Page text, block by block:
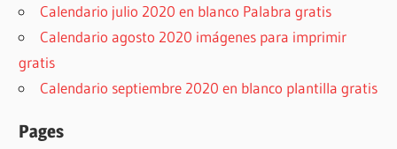
Calendario julio 2020 en blanco Palabra gratis
Calendario agosto 2020 imágenes para imprimir
gratis
Calendario septiembre 2020 en blanco plantilla gratis
Pages